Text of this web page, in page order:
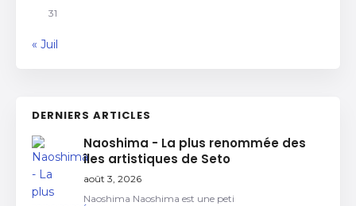
31
« Juil
DERNIERS ARTICLES
Naoshima - La plus renommée des
îles artistiques de Seto
août 3, 2026
Naoshima Naoshima est une peti